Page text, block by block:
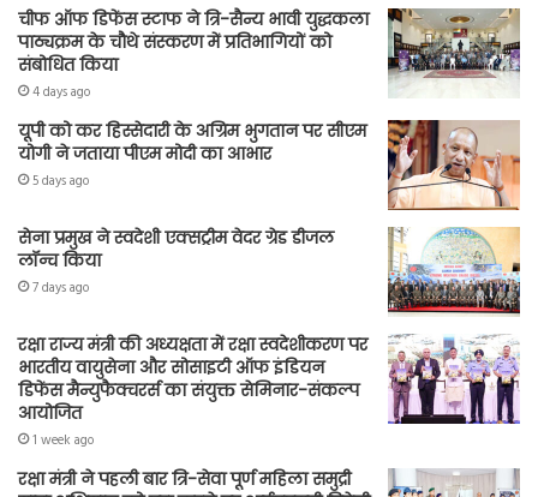
चीफ ऑफ डिफेंस स्टाफ ने त्रि-सैन्य भावी युद्धकला
पाठ्यक्रम के चौथे संस्करण में प्रतिभागियों को
संबोधित किया
4 days ago
यूपी को कर हिस्सेदारी के अग्रिम भुगतान पर सीएम
योगी ने जताया पीएम मोदी का आभार
5 days ago
सेना प्रमुख ने स्वदेशी एक्सट्रीम वेदर ग्रेड डीजल
लॉन्च किया
7 days ago
रक्षा राज्य मंत्री की अध्यक्षता में रक्षा स्वदेशीकरण पर
भारतीय वायुसेना और सोसाइटी ऑफ इंडियन
डिफेंस मैन्युफैक्चरर्स का संयुक्त सेमिनार-संकल्प
आयोजित
1 week ago
रक्षा मंत्री ने पहली बार त्रि-सेवा पूर्ण महिला समुद्री